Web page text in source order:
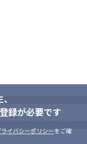
録が必要です
イバシーポリシーをご確